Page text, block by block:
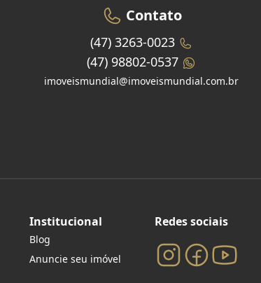
Contato
(47) 3263-0023
(47) 98802-0537
imoveismundial@imoveismundial.com.br
Institucional
Blog
Anuncie seu imóvel
Redes sociais